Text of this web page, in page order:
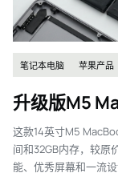
笔记本电脑 苹果产品
升级版M5
这款14英寸M5
间和32GB内存，较原
能、优秀屏幕和一流